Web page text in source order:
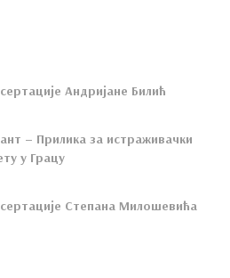
Андријане Билић
– Прилика за истраживачки
у Грацу
Степана Милошевића